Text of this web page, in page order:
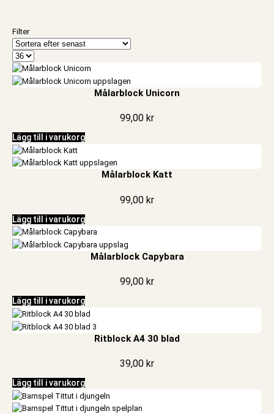
Filter
Målarblock Unicorn
99,00 kr
Lägg till i varukorg
Målarblock Katt
99,00 kr
Lägg till i varukorg
Målarblock Capybara
99,00 kr
Lägg till i varukorg
Ritblock A4 30 blad
39,00 kr
Lägg till i varukorg